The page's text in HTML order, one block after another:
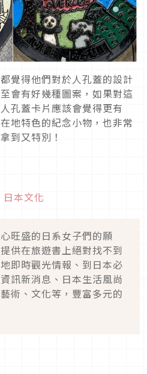
覺得他們對於人孔蓋的設計
會有好幾種圖案，如果對這
孔蓋卡片應該會覺得更有
地特色的紀念小物，也非常
到又特別！
日本文化
旺盛的日系女子們的願
供在旅遊書上絕對找不到
即時觀光情報、到日本必
訊新消息、日本生活風尚
術、文化等，豐富多元的